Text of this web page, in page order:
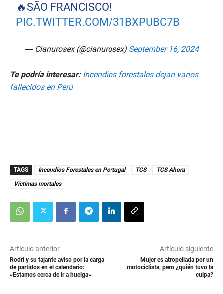
🔥SÃO FRANCISCO!
PIC.TWITTER.COM/31BXPUBC7B
— Cianurosex (@cianurosex) September 16, 2024
Te podría interesar: Incendios forestales dejan varios
fallecidos en Perú
TAGS Incendios Forestales en Portugal TCS
TCS Ahora
Víctimas mortales
Artículo anterior
Rodri y su tajante aviso por la carga
de partidos en el calendario:
«Estamos cerca de ir a huelga»
Artículo siguiente
Mujer es atropellada por un
motociclista, pero ¿quién tuvo la
culpa?